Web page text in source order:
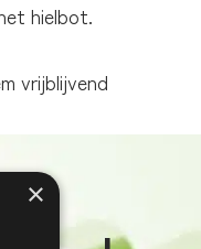
hielbot.
vrijblijvend
×